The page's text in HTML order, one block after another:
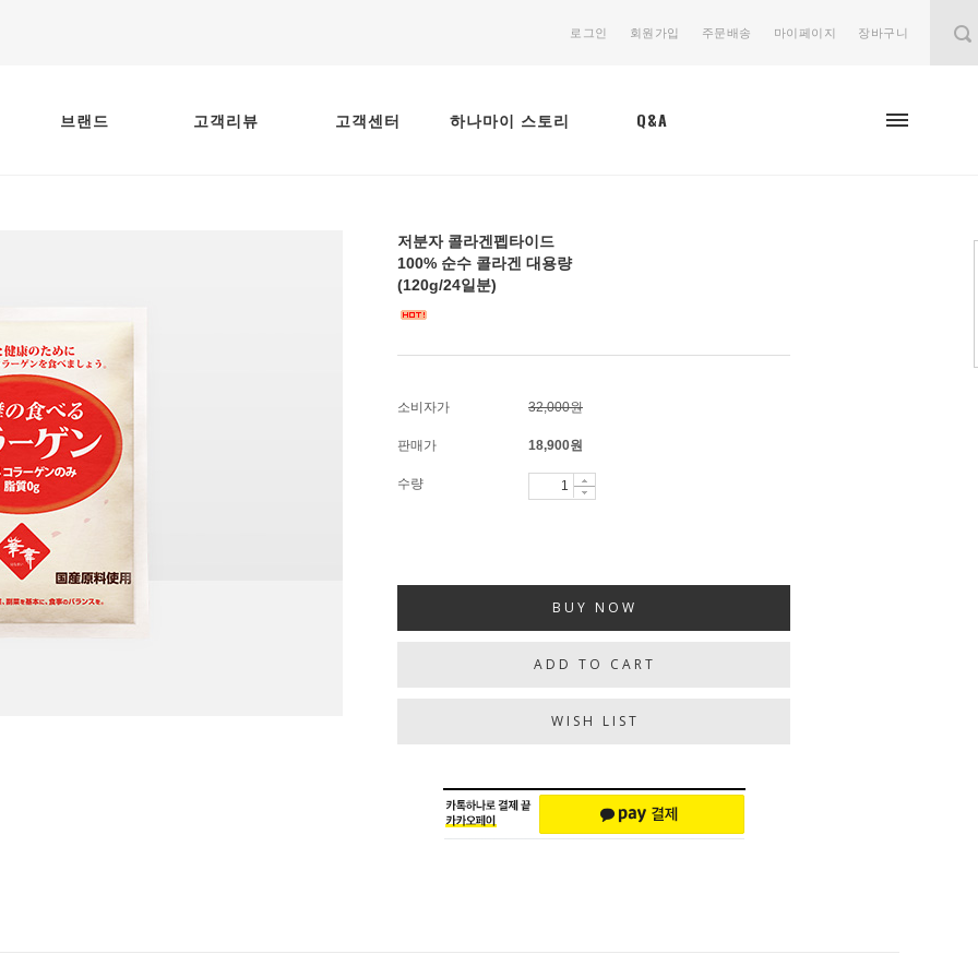
로그인 회원가입 주문배송 마이페이지 장바구니
브랜드 고객리뷰 고객센터 하나마이 스토리 Q&A
저분자 콜라겐펩타이드
100% 순수 콜라겐 대용량
(120g/24일분)
소비자가 32,000원
판매가 18,900원
수량
BUY NOW
ADD TO CART
WISH LIST